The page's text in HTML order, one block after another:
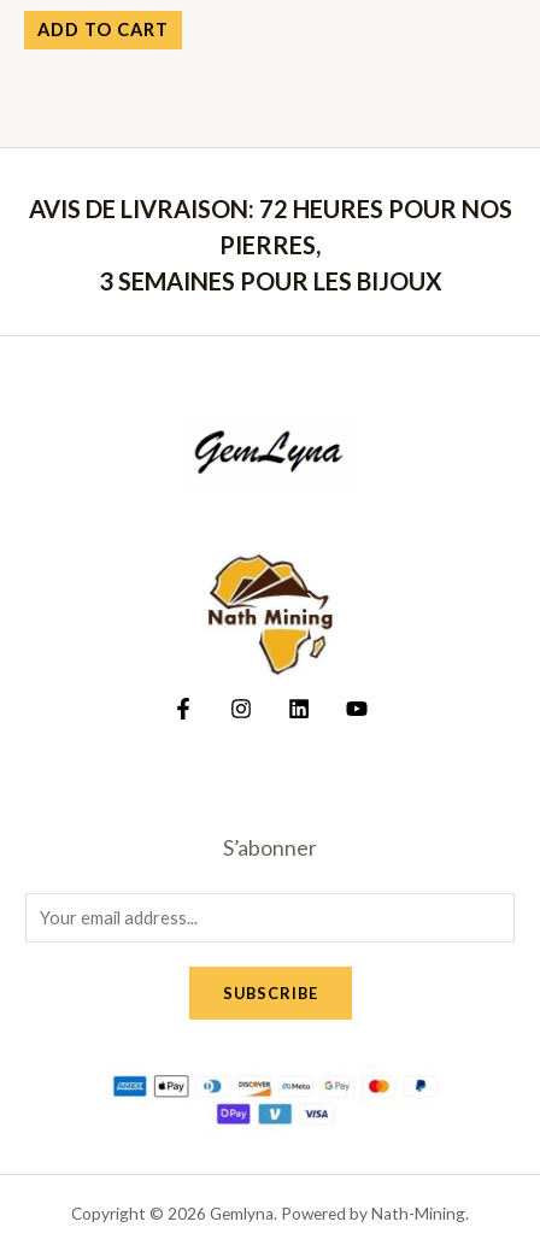
ADD TO CART
AVIS DE LIVRAISON: 72 HEURES POUR NOS
PIERRES,
3 SEMAINES POUR LES BIJOUX
S’abonner
m
SUBSCRIBE
Copyright © 2026 Gemlyna. Powered by Nath-Mining.